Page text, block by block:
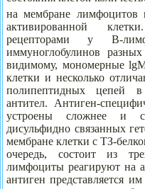
на мембране лимфоцитов
активированной
рецепторами у В-
иммуноглобулинов
видимому, мономерные
клетки и несколько
полипептидных цепей
антител. Антиген-
устроены сложнее и
дисульфидно связанных
мембране клетки с ТЗ-
очередь, состоит из
лимфоциты реагируют на
антиген представляется